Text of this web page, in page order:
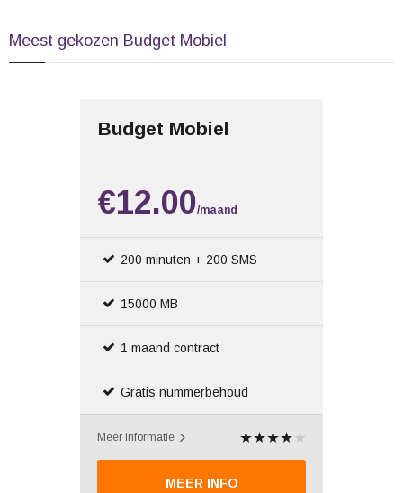
Meest gekozen Budget Mobiel
Budget Mobiel
€12.00/maand
200 minuten + 200 SMS
15000 MB
1 maand contract
Gratis nummerbehoud
Meer informatie
MEER INFO